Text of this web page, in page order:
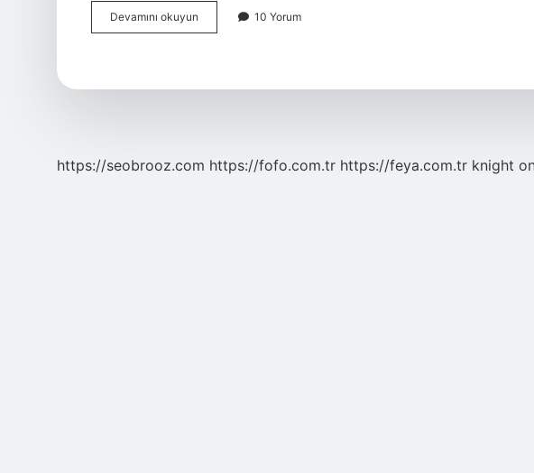
Devamını okuyun Çekirdek
Ailenin
10 Yorum
https://seobrooz.com https://fofo.com.tr https://feya.com.tr knight